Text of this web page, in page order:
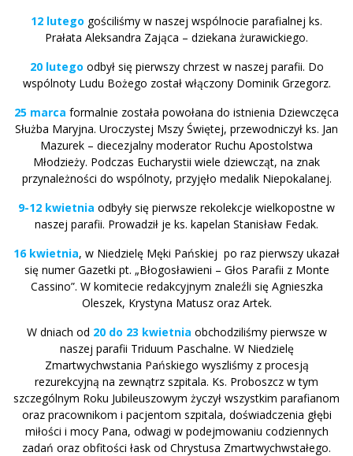
12 lutego gościliśmy w naszej wspólnocie parafialnej ks.
Prałata Aleksandra Zająca – dziekana żurawickiego.
20 lutego odbył się pierwszy chrzest w naszej parafii. Do
wspólnoty Ludu Bożego został włączony Dominik Grzegorz.
25 marca formalnie została powołana do istnienia Dziewczęca
Służba Maryjna. Uroczystej Mszy Świętej, przewodniczył ks. Jan
Mazurek – diecezjalny moderator Ruchu Apostolstwa
Młodzieży. Podczas Eucharystii wiele dziewcząt, na znak
przynależności do wspólnoty, przyjęło medalik Niepokalanej.
9-12 kwietnia odbyły się pierwsze rekolekcje wielkopostne w
naszej parafii. Prowadził je ks. kapelan Stanisław Fedak.
16 kwietnia, w Niedzielę Męki Pańskiej po raz pierwszy ukazał
się numer Gazetki pt. „Błogosławieni – Głos Parafii z Monte
Cassino”. W komitecie redakcyjnym znaleźli się Agnieszka
Oleszek, Krystyna Matusz oraz Artek.
W dniach od 20 do 23 kwietnia obchodziliśmy pierwsze w
naszej parafii Triduum Paschalne. W Niedzielę
Zmartwychwstania Pańskiego wyszliśmy z procesją
rezurekcyjną na zewnątrz szpitala. Ks. Proboszcz w tym
szczególnym Roku Jubileuszowym życzył wszystkim parafianom
oraz pracownikom i pacjentom szpitala, doświadczenia głębi
miłości i mocy Pana, odwagi w podejmowaniu codziennych
zadań oraz obfitości łask od Chrystusa Zmartwychwstałego.